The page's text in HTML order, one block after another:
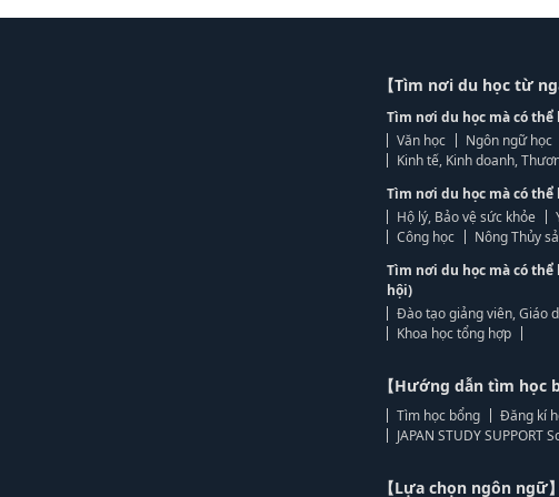
【Tìm nơi du học từ
Tìm nơi du học mà có thể
Văn học
Ngôn ngữ học
Kinh tế, Kinh doanh,
Tìm nơi du học mà có
Hộ lý, Bảo vệ sức khỏe
Công học
Nông Thủy
Tìm nơi du học mà có
hội)
Đào tạo giảng viên, Giáo
Khoa học tổng hợp
【Hướng dẫn tìm học
Tìm học bổng
Đăng kí
JAPAN STUDY SUPPORT
【Lựa chọn ngôn ngữ】